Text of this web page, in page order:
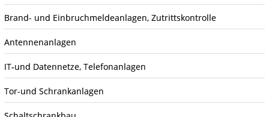
Brand- und Einbruchmeldeanlagen, Zutrittskontrolle
Antennenanlagen
IT‐und Datennetze, Telefonanlagen
Tor-und Schrankanlagen